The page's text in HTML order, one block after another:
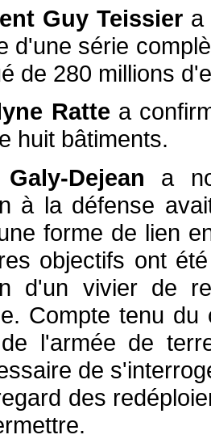
Guy Teissiera
d'une série
de 280 millions
Ratte a
huit bâtiments.
Dejean a
à la défense
forme de lien
objectifs ont
d'un vivier de
Compte tenu
de l'armée de
de
des